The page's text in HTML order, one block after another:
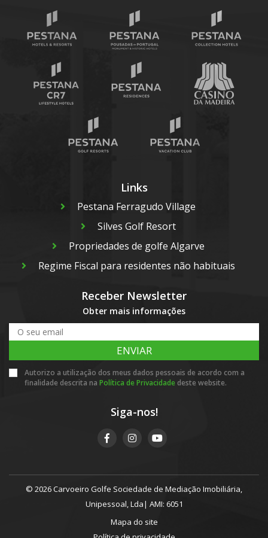
Links
Pestana Ferragudo Village
Silves Golf Resort
Propriedades de golfe Algarve
Regime Fiscal para residentes não habituais
Receber Newsletter
Obter mais informações
ENVIAR
Autorizo a utilização dos meus dados pessoais de acordo com a
finalidade descrita na Política de Privacidade deste website.
Siga-nos!
© 2026 Carvoeiro Golfe Sociedade de Mediação Imobiliária,
Unipessoal, Lda| AMI: 6051
Mapa do site